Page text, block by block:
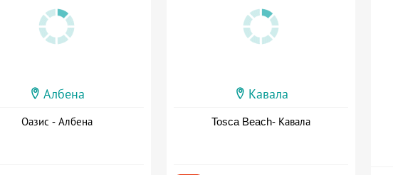
Албена
Оазис - Албена
Кавала
Tosca Beach- Кавала